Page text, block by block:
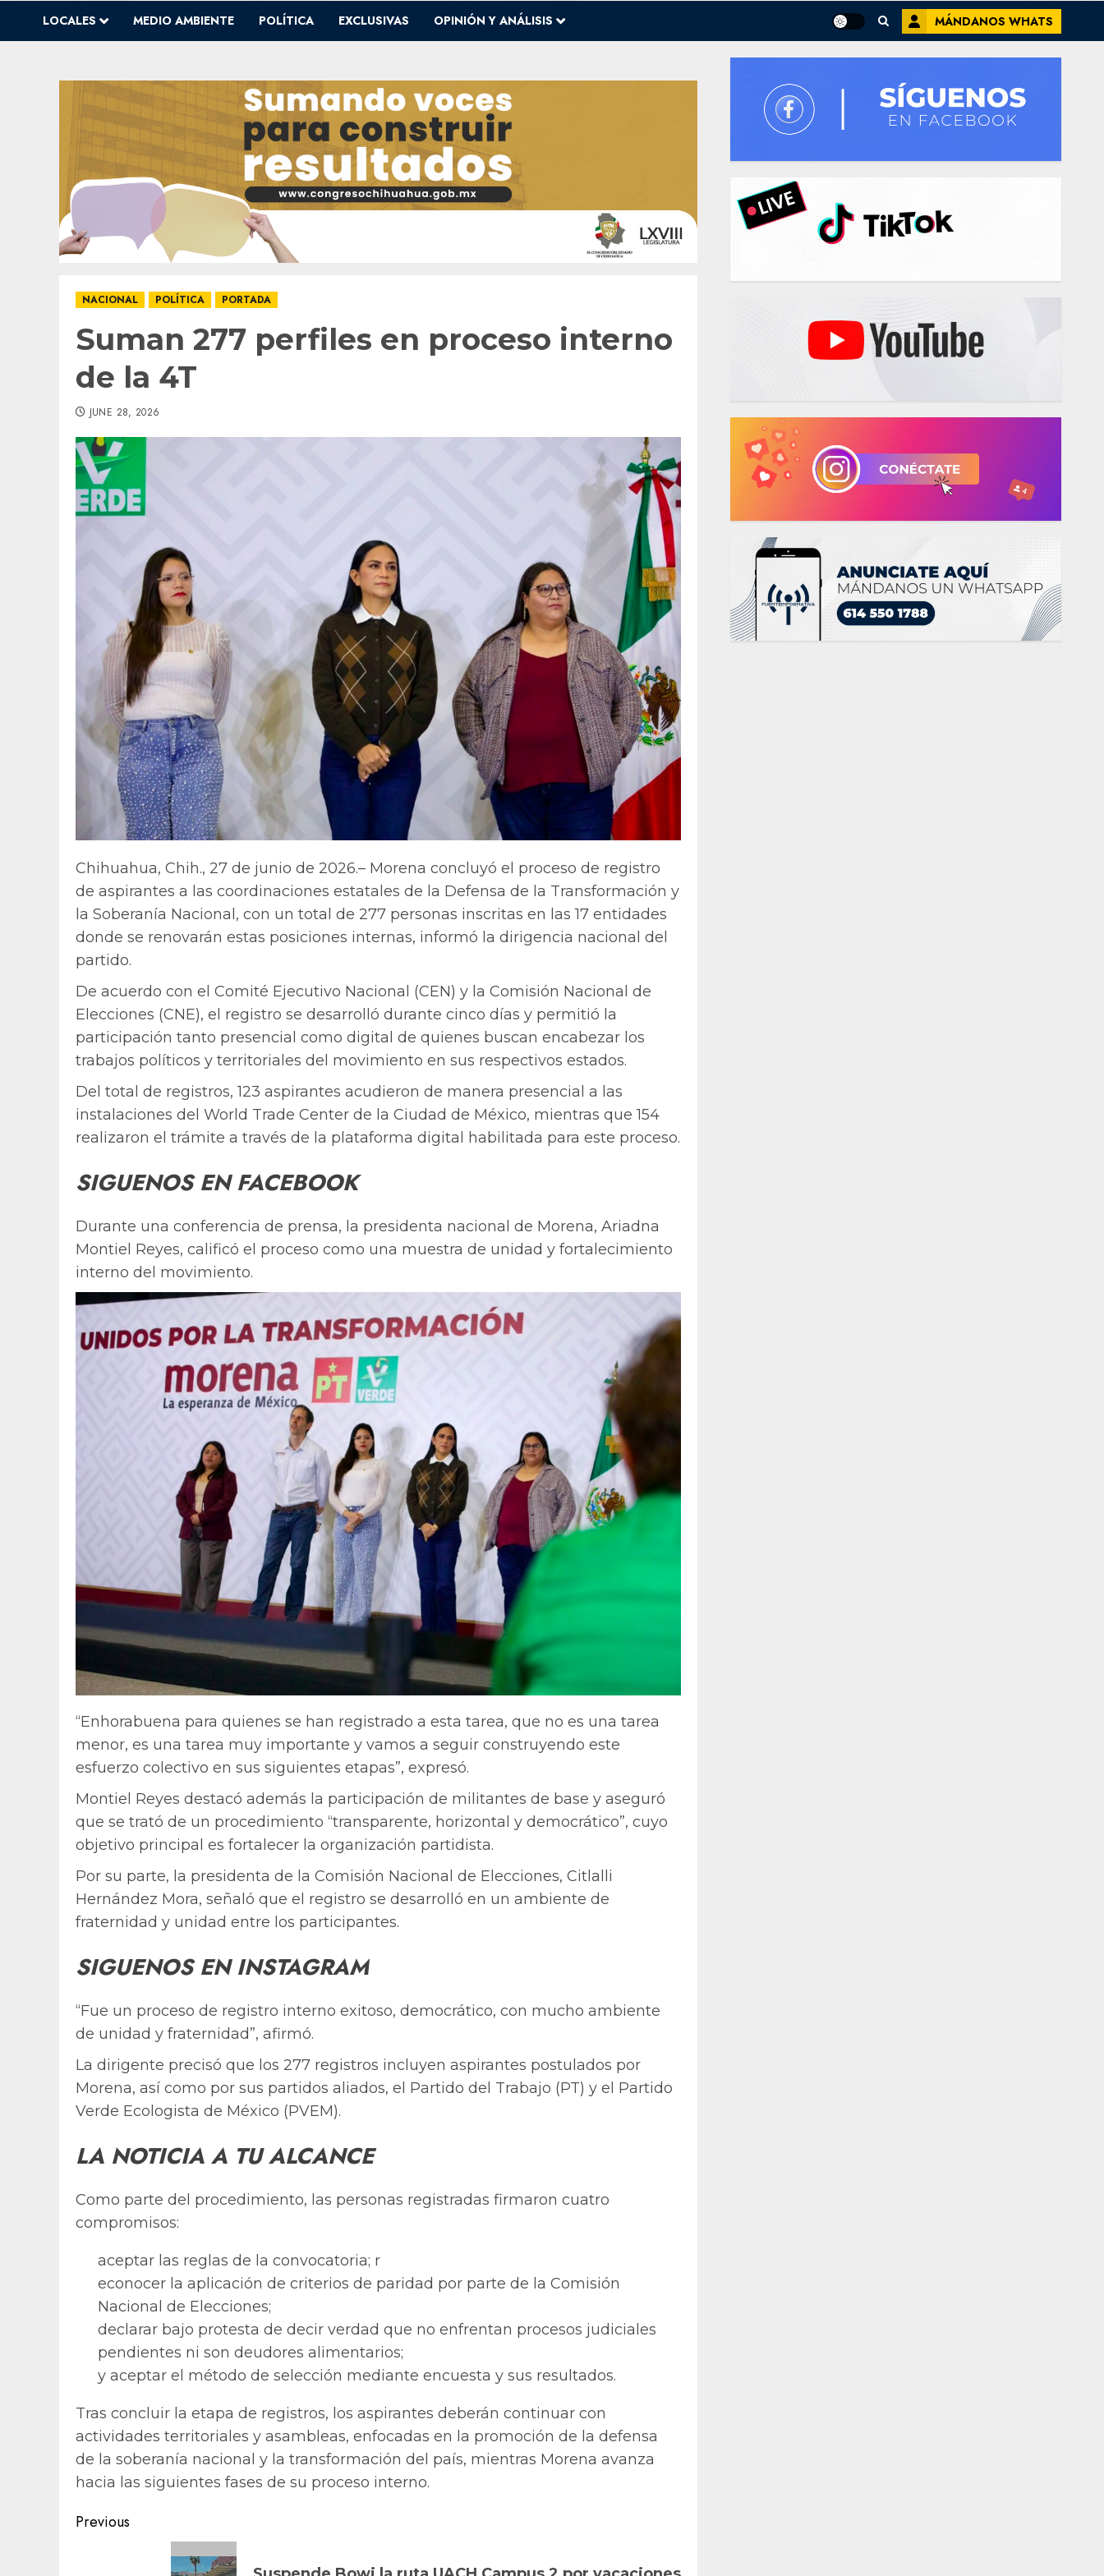
LOCALES MEDIO AMBIENTE POLÍTICA EXCLUSIVAS OPINIÓN Y ANÁLISIS MÁNDANOS WHATS
NACIONAL POLÍTICA PORTADA
Suman 277 perfiles en proceso interno
de la 4T
JUNE 28, 2026
Chihuahua, Chih., 27 de junio de 2026.– Morena concluyó el proceso de registro
de aspirantes a las coordinaciones estatales de la Defensa de la Transformación y
la Soberanía Nacional, con un total de 277 personas inscritas en las 17 entidades
donde se renovarán estas posiciones internas, informó la dirigencia nacional del
partido.
De acuerdo con el Comité Ejecutivo Nacional (CEN) y la Comisión Nacional de
Elecciones (CNE), el registro se desarrolló durante cinco días y permitió la
participación tanto presencial como digital de quienes buscan encabezar los
trabajos políticos y territoriales del movimiento en sus respectivos estados.
Del total de registros, 123 aspirantes acudieron de manera presencial a las
instalaciones del World Trade Center de la Ciudad de México, mientras que 154
realizaron el trámite a través de la plataforma digital habilitada para este proceso.
SIGUENOS EN FACEBOOK
Durante una conferencia de prensa, la presidenta nacional de Morena, Ariadna
Montiel Reyes, calificó el proceso como una muestra de unidad y fortalecimiento
interno del movimiento.
“Enhorabuena para quienes se han registrado a esta tarea, que no es una tarea
menor, es una tarea muy importante y vamos a seguir construyendo este
esfuerzo colectivo en sus siguientes etapas”, expresó.
Montiel Reyes destacó además la participación de militantes de base y aseguró
que se trató de un procedimiento “transparente, horizontal y democrático”, cuyo
objetivo principal es fortalecer la organización partidista.
Por su parte, la presidenta de la Comisión Nacional de Elecciones, Citlalli
Hernández Mora, señaló que el registro se desarrolló en un ambiente de
fraternidad y unidad entre los participantes.
SIGUENOS EN INSTAGRAM
“Fue un proceso de registro interno exitoso, democrático, con mucho ambiente
de unidad y fraternidad”, afirmó.
La dirigente precisó que los 277 registros incluyen aspirantes postulados por
Morena, así como por sus partidos aliados, el Partido del Trabajo (PT) y el Partido
Verde Ecologista de México (PVEM).
LA NOTICIA A TU ALCANCE
Como parte del procedimiento, las personas registradas firmaron cuatro
compromisos:
aceptar las reglas de la convocatoria; r
econocer la aplicación de criterios de paridad por parte de la Comisión
Nacional de Elecciones;
declarar bajo protesta de decir verdad que no enfrentan procesos judiciales
pendientes ni son deudores alimentarios;
y aceptar el método de selección mediante encuesta y sus resultados.
Tras concluir la etapa de registros, los aspirantes deberán continuar con
actividades territoriales y asambleas, enfocadas en la promoción de la defensa
de la soberanía nacional y la transformación del país, mientras Morena avanza
hacia las siguientes fases de su proceso interno.
Post
navigation
Previous